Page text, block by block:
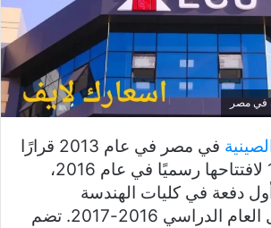
في مصر
في مصر في عام 2013 قرارًا
جمهوريًا رقم 118 لافتتاحها رسميًا في عام 2016،
دفعة في كليات الهندسة
والتكنولوجيا خلال العام الدراسي 2016-2017. تضم